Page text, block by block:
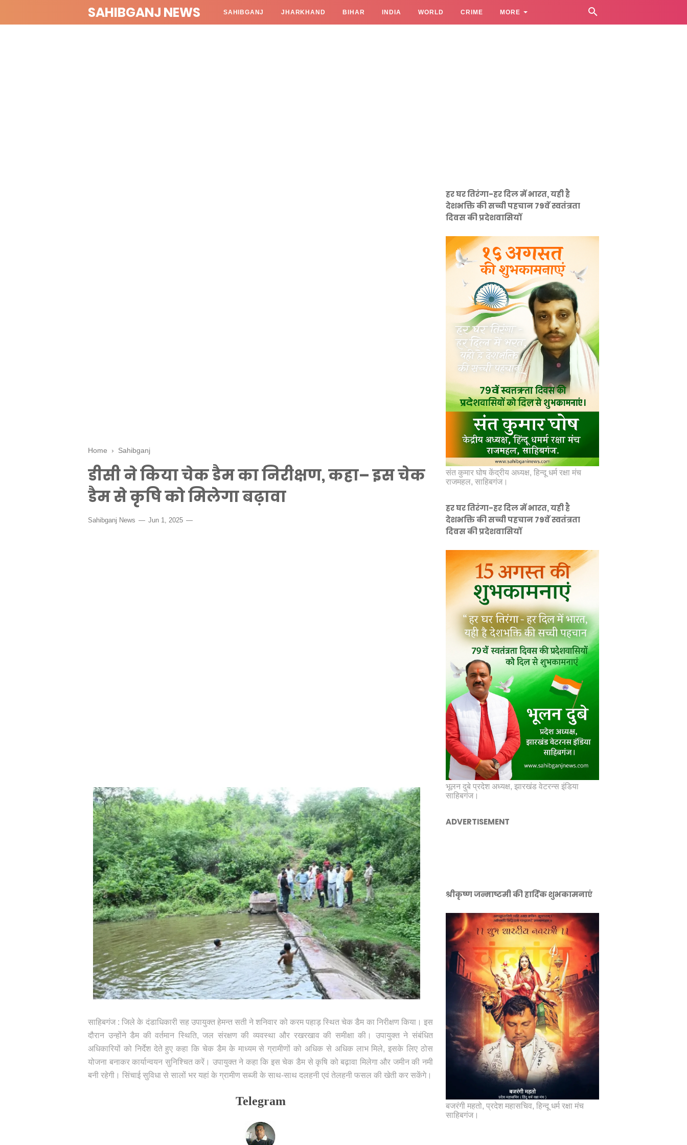
SAHIBGANJ NEWS SAHIBGANJ JHARKHAND BIHAR INDIA WORLD CRIME MORE
Home › Sahibganj
डीसी ने किया चेक डैम का निरीक्षण, कहा– इस चेक
डैम से कृषि को मिलेगा बढ़ावा
Sahibganj News Jun 1, 2025
साहिबगंज : जिले के दंडाधिकारी सह उपायुक्त हेमन्त सती ने शनिवार को करम पहाड़ स्थित चेक डैम का निरीक्षण किया। इस
दौरान उन्होंने डैम की वर्तमान स्थिति, जल संरक्षण की व्यवस्था और रखरखाव की समीक्षा की। उपायुक्त ने संबंधित
अधिकारियों को निर्देश देते हुए कहा कि चेक डैम के माध्यम से ग्रामीणों को अधिक से अधिक लाभ मिले, इसके लिए ठोस
योजना बनाकर कार्यान्वयन सुनिश्चित करें। उपायुक्त ने कहा कि इस चेक डैम से कृषि को बढ़ावा मिलेगा और जमीन की नमी
बनी रहेगी। सिंचाई सुविधा से सालों भर यहां के ग्रामीण सब्जी के साथ-साथ दलहनी एवं तेलहनी फसल की खेती कर सकेंगे।
Telegram
हर घर तिरंगा-हर दिल में भारत, यही है
देशभक्ति की सच्ची पहचान 79वें स्वतंत्रता
दिवस की प्रदेशवासियों
संत कुमार घोष केंद्रीय अध्यक्ष, हिन्दू धर्म रक्षा मंच
राजमहल, साहिबगंज।
हर घर तिरंगा-हर दिल में भारत, यही है
देशभक्ति की सच्ची पहचान 79वें स्वतंत्रता
दिवस की प्रदेशवासियों
भूलन दुबे प्रदेश अध्यक्ष, झारखंड वेटरन्स इंडिया
साहिबगंज।
ADVERTISEMENT
श्रीकृष्ण जन्माष्टमी की हार्दिक शुभकामनाएं
बजरंगी महतो, प्रदेश महासचिव, हिन्दू धर्म रक्षा मंच
साहिबगंज।